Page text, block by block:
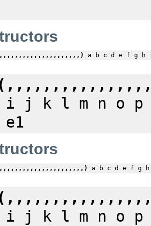
a b c d e f g h
j k l m n o p
a b c d e f g
j k l m n o p